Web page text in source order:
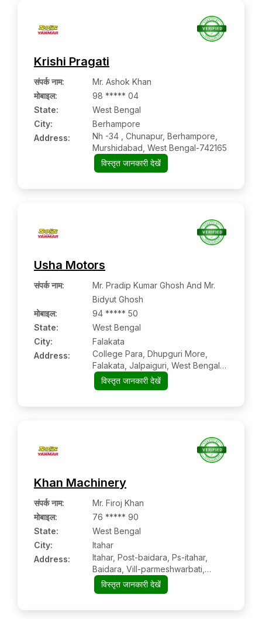
Krishi Pragati
संपर्क नाम:
Mr. Ashok Khan
मोबाइल:
98 ***** 04
State:
West Bengal
City:
Berhampore
Address:
Nh -34 , Chunapur, Berhampore,
Murshidabad, West Bengal-742165
विस्तृत जानकारी देखें
Usha Motors
संपर्क नाम:
Mr. Pradip Kumar Ghosh And Mr.
Bidyut Ghosh
मोबाइल:
94 ***** 50
State:
West Bengal
City:
Falakata
Address:
College Para, Dhupguri More,
Falakata, Jalpaiguri, West Bengal,
735211
विस्तृत जानकारी देखें
Khan Machinery
संपर्क नाम:
Mr. Firoj Khan
मोबाइल:
76 ***** 90
State:
West Bengal
City:
Itahar
Address:
Itahar, Post-baidara, Ps-itahar,
Baidara, Vill-parmeshwarbati,
Itahar, Uttar Dinajpur, West Bengal,
733128
विस्तृत जानकारी देखें